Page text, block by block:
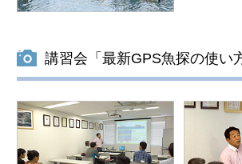
講習会「最新GPS魚探の使い